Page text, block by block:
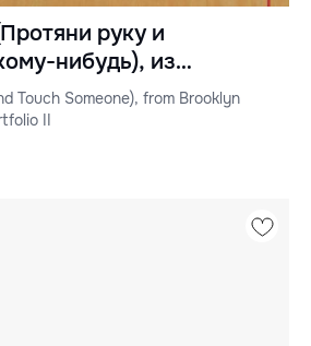
руку и
нибудь), из
академии
Touch Someone), from Brooklyn
II